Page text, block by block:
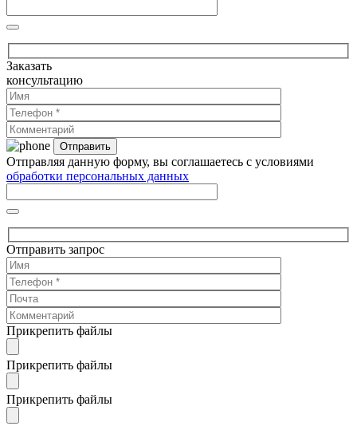
Заказать
консультацию
Отправляя данную форму, вы соглашаетесь с условиями
обработки персональных данных
Отправить запрос
Прикрепить файлы
Прикрепить файлы
Прикрепить файлы